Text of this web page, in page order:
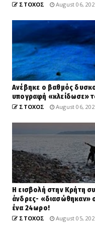
ΣΤΟΧΟΣ August 06,
Ανέβηκε ο βαθμός
υπογραφή «κλείδωσε»
ΣΤΟΧΟΣ August 06,
Η εισβολή στην Κρήτη
άνδρες- «διασώθηκαν»
ένα 24ωρο!
ΣΤΟΧΟΣ August 05,